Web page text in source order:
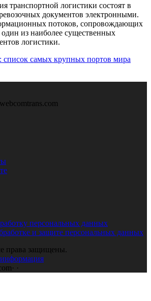
транспортной логистики состоят в
документов электронными.
потоков, сопровождающих
из наиболее существенных
логистики.
список самых крупных портов мира
персональных данных
и защите персональных данных
права защищены.
· ·